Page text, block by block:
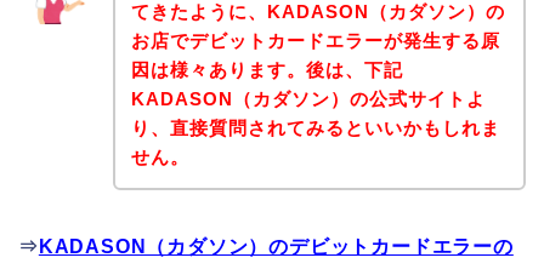
てきたように、KADASON（カダソン）の
お店でデビットカードエラーが発生する原
因は様々あります。後は、下記
KADASON（カダソン）の公式サイトよ
り、直接質問されてみるといいかもしれま
せん。
⇒ KADASON（カダソン）のデビットカードエラーの